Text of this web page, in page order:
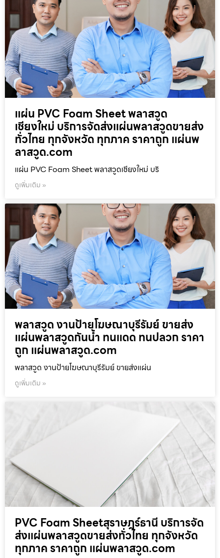
แผ่น PVC Foam Sheet พลาสวูด
เชียงใหม่ บริการจัดส่งแผ่นพลาสวูดขายส่ง
ทั่วไทย ทุกจังหวัด ทุกภาค ราคาถูก แผ่นพ
ลาสวูด.com
แผ่น PVC Foam Sheet พลาสวูดเชียงใหม่ บริ
ดูเพิ่มเติม »
พลาสวูด งานป้ายโฆษณาบุรีรัมย์ ขายส่ง
แผ่นพลาสวูดกันน้ำ ทนแดด ทนปลวก ราคา
ถูก แผ่นพลาสวูด.com
พลาสวูด งานป้ายโฆษณาบุรีรัมย์ ขายส่งแผ่น
ดูเพิ่มเติม »
PVC Foam Sheetสุราษฎร์ธานี บริการจัด
ส่งแผ่นพลาสวูดขายส่งทั่วไทย ทุกจังหวัด
ทุกภาค ราคาถูก แผ่นพลาสวูด.com